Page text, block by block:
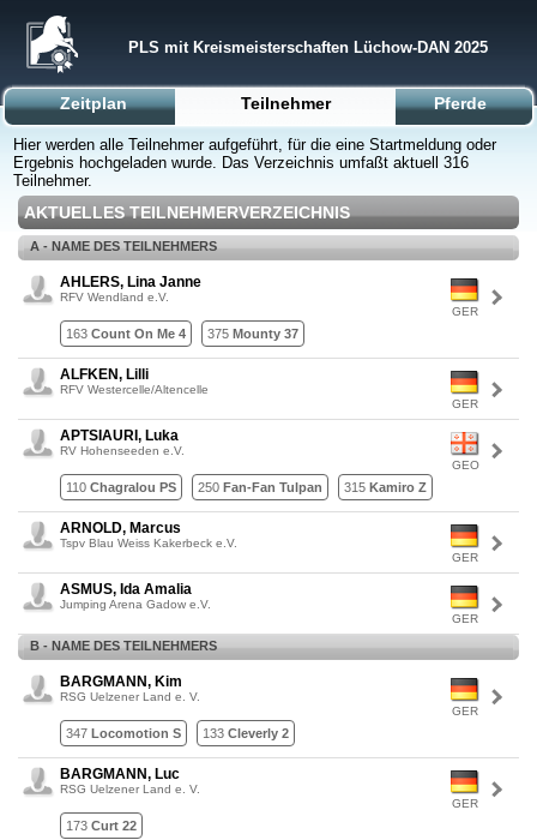
PLS mit Kreismeisterschaften Lüchow-DAN 2025
Zeitplan Teilnehmer Pferde
Hier werden alle Teilnehmer aufgeführt, für die eine Startmeldung oder
Ergebnis hochgeladen wurde. Das Verzeichnis umfaßt aktuell 316
Teilnehmer.
AKTUELLES TEILNEHMERVERZEICHNIS
A - NAME DES TEILNEHMERS
GER
AHLERS, Lina Janne
RFV Wendland e.V.
163 Count On Me 4 375 Mounty 37
GER
ALFKEN, Lilli
RFV Westercelle/Altencelle
GEO
APTSIAURI, Luka
RV Hohenseeden e.V.
110 Chagralou PS 250 Fan-Fan Tulpan 315 Kamiro Z
GER
ARNOLD, Marcus
Tspv Blau Weiss Kakerbeck e.V.
GER
ASMUS, Ida Amalia
Jumping Arena Gadow e.V.
B - NAME DES TEILNEHMERS
GER
BARGMANN, Kim
RSG Uelzener Land e. V.
347 Locomotion S 133 Cleverly 2
GER
BARGMANN, Luc
RSG Uelzener Land e. V.
173 Curt 22